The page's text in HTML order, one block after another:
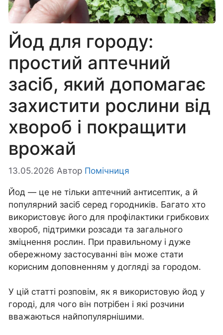
Йод для городу:
простий аптечний
засіб, який допомагає
захистити рослини від
хвороб і покращити
врожай
13.05.2026 Автор Помічниця
Йод — це не тільки аптечний антисептик, а й
популярний засіб серед городників. Багато хто
використовує його для профілактики грибкових
хвороб, підтримки розсади та загального
зміцнення рослин. При правильному і дуже
обережному застосуванні він може стати
корисним доповненням у догляді за городом.
У цій статті розповім, як я використовую йод у
городі, для чого він потрібен і які розчини
вважаються найпопулярнішими.